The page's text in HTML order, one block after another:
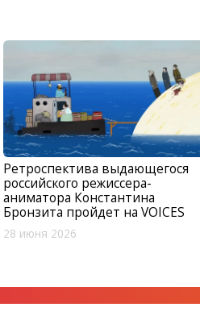
Ретроспектива выдающегося
российского режиссера-
аниматора Константина
Бронзита пройдет на VOICES
28 июня 2026